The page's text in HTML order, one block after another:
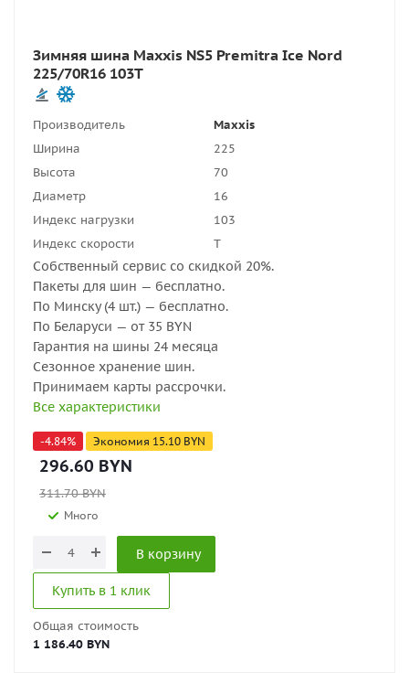
Зимняя шина Maxxis NS5 Premitra Ice Nord
225/70R16 103T
Производитель
Maxxis
Ширина
225
Высота
70
Диаметр
16
Индекс нагрузки
103
Индекс скорости
T
Собственный сервис со скидкой 20%.
Пакеты для шин — бесплатно.
По Минску (4 шт.) — бесплатно.
По Беларуси — от 35 BYN
Гарантия на шины 24 месяца
Сезонное хранение шин.
Принимаем карты рассрочки.
Все характеристики
-4.84% Экономия 15.10 BYN
296.60 BYN
311.70BYN
Много
В корзину
Купить в 1 клик
Общая стоимость
1 186.40 BYN